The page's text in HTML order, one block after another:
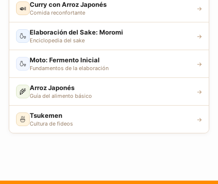
🍛 Curry con Arroz Japonés
Comida reconfortante
→
🍶 Elaboración del Sake: Moromi
Enciclopedia del sake
→
🍶 Moto: Fermento Inicial
Fundamentos de la elaboración
→
🌾 Arroz Japonés
Guía del alimento básico
→
🍜 Tsukemen
Cultura de fideos
→